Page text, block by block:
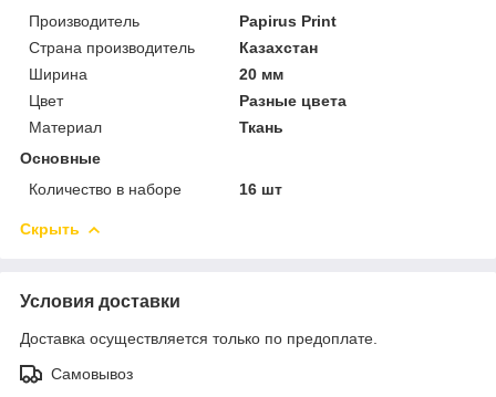
Производитель
Papirus Print
Страна производитель
Казахстан
Ширина
20 мм
Цвет
Разные цвета
Материал
Ткань
Основные
Количество в наборе
16 шт
Скрыть
Условия доставки
Доставка осуществляется только по предоплате.
Самовывоз